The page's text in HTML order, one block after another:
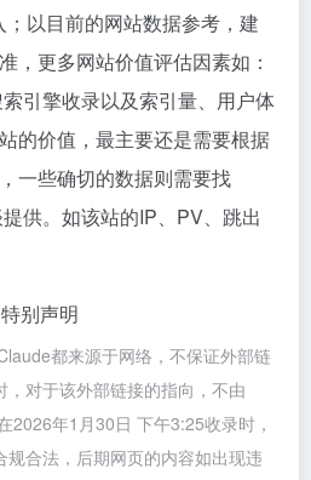
；以目前的网站数据参考，建
，更多网站价值评估因素如：
引擎收录以及索引量、用户体
的价值，最主要还是需要根据
一些确切的数据则需要找
供。如该站的IP、PV、跳出
特别声明
都来源于网络，不保证外部链
对于该外部链接的指向，不由
2026年1月30日 下午3:25收录时，
合法，后期网页的内容如出现违